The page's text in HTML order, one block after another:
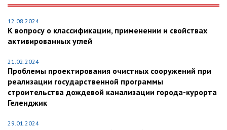
12.08.2024
К вопросу о классификации, применении и свойствах
активированных углей
21.02.2024
Проблемы проектирования очистных сооружений при
реализации государственной программы
строительства дождевой канализации города-курорта
Геленджик
29.01.2024